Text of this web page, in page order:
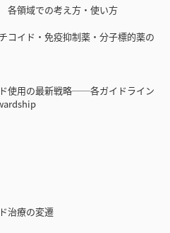
領域での考え方・使い方
コイド・免疫抑制薬・分子標的薬の
使用の最新戦略──各ガイドライン
治療の変遷